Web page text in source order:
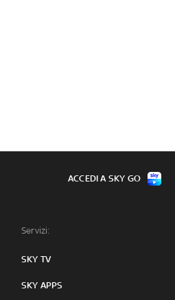
Servizi:
SKY TV
SKY APPS
ACCEDI A SKY GO